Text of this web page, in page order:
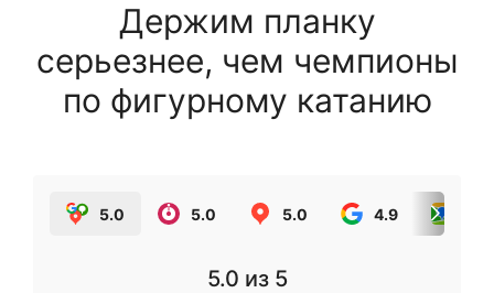
Держим планку
серьезнее, чем чемпионы
по фигурному катанию
5.0 5.0 5.0 4.9
5.0 из 5